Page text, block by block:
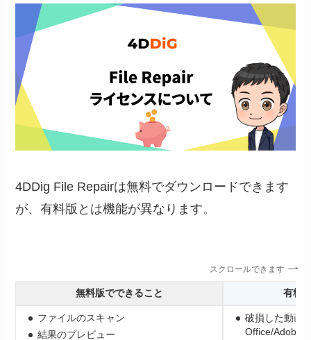
4DDig File Repairは無料でダウンロードできます
が、有料版とは機能が異なります。
スクロールできます
無料版でできること 有料
ファイルのスキャン
結果のプレビュー
破損した動画
Office/Adobe